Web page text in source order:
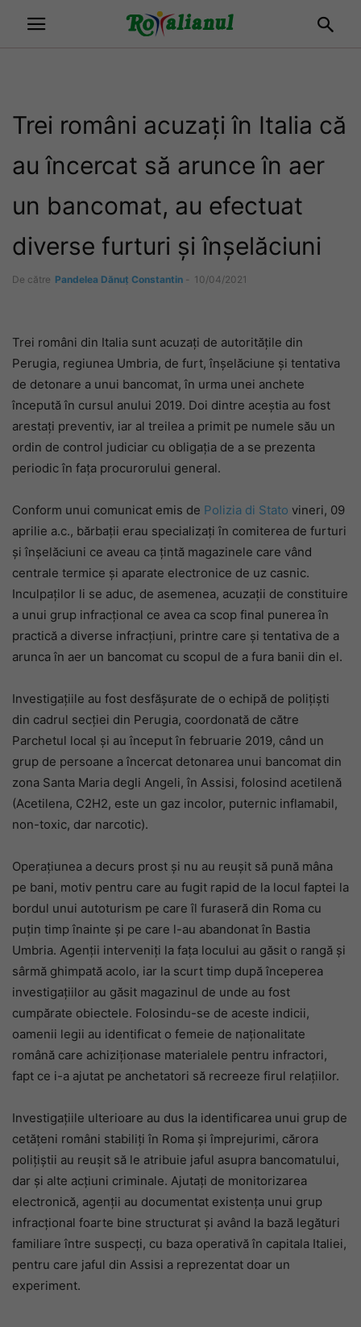
Trei români acuzați în Italia că
au încercat să arunce în aer
un bancomat, au efectuat
diverse furturi și înșelăciuni
De către Pandelea Dănuț Constantin - 10/04/2021
Trei români din Italia sunt acuzați de autoritățile din
Perugia, regiunea Umbria, de furt, înșelăciune și tentativa
de detonare a unui bancomat, în urma unei anchete
începută în cursul anului 2019. Doi dintre aceștia au fost
arestați preventiv, iar al treilea a primit pe numele său un
ordin de control judiciar cu obligația de a se prezenta
periodic în fața procurorului general.
Conform unui comunicat emis de Polizia di Stato vineri, 09
aprilie a.c., bărbații erau specializați în comiterea de furturi
și înșelăciuni ce aveau ca țintă magazinele care vând
centrale termice și aparate electronice de uz casnic.
Inculpaților li se aduc, de asemenea, acuzații de constituire
a unui grup infracțional ce avea ca scop final punerea în
practică a diverse infracțiuni, printre care și tentativa de a
arunca în aer un bancomat cu scopul de a fura banii din el.
Investigațiile au fost desfășurate de o echipă de polițiști
din cadrul secției din Perugia, coordonată de către
Parchetul local și au început în februarie 2019, când un
grup de persoane a încercat detonarea unui bancomat din
zona Santa Maria degli Angeli, în Assisi, folosind acetilenă
(Acetilena, C2H2, este un gaz incolor, puternic inflamabil,
non-toxic, dar narcotic).
Operațiunea a decurs prost și nu au reușit să pună mâna
pe bani, motiv pentru care au fugit rapid de la locul faptei la
bordul unui autoturism pe care îl furaseră din Roma cu
puțin timp înainte și pe care l-au abandonat în Bastia
Umbria. Agenții interveniți la fața locului au găsit o rangă și
sârmă ghimpată acolo, iar la scurt timp după începerea
investigațiilor au găsit magazinul de unde au fost
cumpărate obiectele. Folosindu-se de aceste indicii,
oamenii legii au identificat o femeie de naționalitate
română care achiziționase materialele pentru infractori,
fapt ce i-a ajutat pe anchetatori să recreeze firul relațiilor.
Investigațiile ulterioare au dus la identificarea unui grup de
cetățeni români stabiliți în Roma și împrejurimi, cărora
polițiștii au reușit să le atribuie jaful asupra bancomatului,
dar și alte acțiuni criminale. Ajutați de monitorizarea
electronică, agenții au documentat existența unui grup
infracțional foarte bine structurat și având la bază legături
familiare între suspecți, cu baza operativă în capitala Italiei,
pentru care jaful din Assisi a reprezentat doar un
experiment.